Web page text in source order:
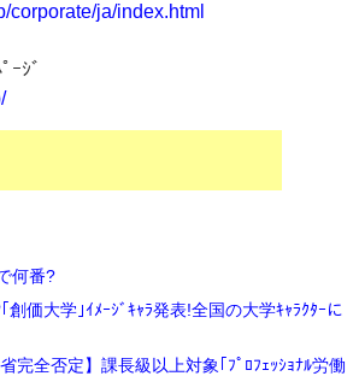
corporate/ja/index.html
ｰｼﾞ
何番?
｢創価大学｣ｲﾒｰｼﾞｷｬﾗ発表!全国の大学ｷｬﾗｸﾀｰに
完全否定】課長級以上対象｢ﾌﾟﾛﾌｪｯｼｮﾅﾙ労働